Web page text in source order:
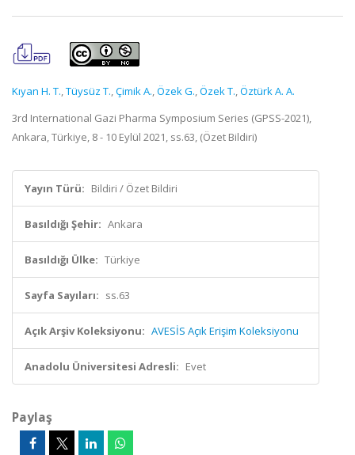
Kıyan H. T.,Tüysüz T.,Çimik A.,Özek G.,Özek T.,Öztürk A. A.
3rd International Gazi Pharma Symposium Series (GPSS-2021),
Ankara, Türkiye, 8 - 10 Eylül 2021, ss.63, (Özet Bildiri)
Yayın Türü: Bildiri / Özet Bildiri
Basıldığı Şehir: Ankara
Basıldığı Ülke: Türkiye
Sayfa Sayıları: ss.63
Açık Arşiv Koleksiyonu: AVESİS Açık Erişim Koleksiyonu
Anadolu Üniversitesi Adresli: Evet
Paylaş